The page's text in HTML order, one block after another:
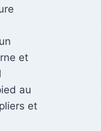
et
au
et